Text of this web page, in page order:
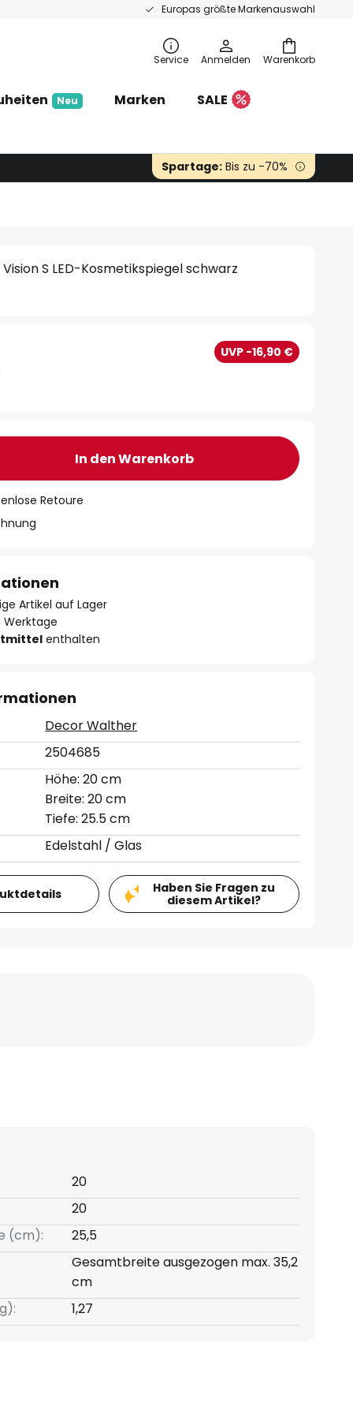
Europas größte Markenauswahl
Warenkorb
Service Anmelden
Neu Marken
SALE
Spartage: Bis zu -70%
S LED-Kosmetikspiegel schwarz
UVP -16,90 €
In den Warenkorb
Retoure
Artikel auf Lager
Werktage
enthalten
Decor Walther
2504685
Höhe: 20 cm
Breite: 20 cm
Tiefe: 25.5 cm
Edelstahl / Glas
Haben Sie Fragen zu
diesem Artikel?
20
20
(cm):
25,5
Gesamtbreite ausgezogen max. 35,2
cm
1,27